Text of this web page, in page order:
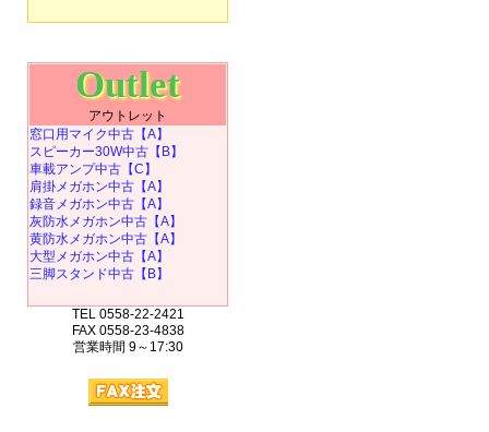
Outlet
アウトレット
窓口用マイク中古【A】
スピーカー30W中古【B】
車載アンプ中古【C】
肩掛メガホン中古【A】
録音メガホン中古【A】
灰防水メガホン中古【A】
黄防水メガホン中古【A】
大型メガホン中古【A】
三脚スタンド中古【B】
TEL 0558-22-2421
FAX 0558-23-4838
営業時間 9～17:30